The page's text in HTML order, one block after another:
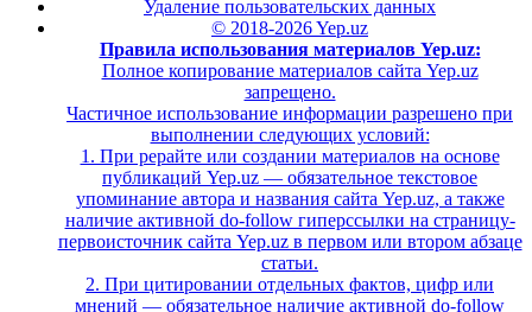
Удаление пользовательских данных
© 2018-2026 Yep.uz
Правила использования материалов Yep.uz:
Полное копирование материалов сайта Yep.uz
запрещено.
Частичное использование информации разрешено при
выполнении следующих условий:
1. При рерайте или создании материалов на основе
публикаций Yep.uz — обязательное текстовое
упоминание автора и названия сайта Yep.uz, а также
наличие активной do-follow гиперссылки на страницу-
первоисточник сайта Yep.uz в первом или втором абзаце
статьи.
2. При цитировании отдельных фактов, цифр или
мнений — обязательное наличие активной do-follow